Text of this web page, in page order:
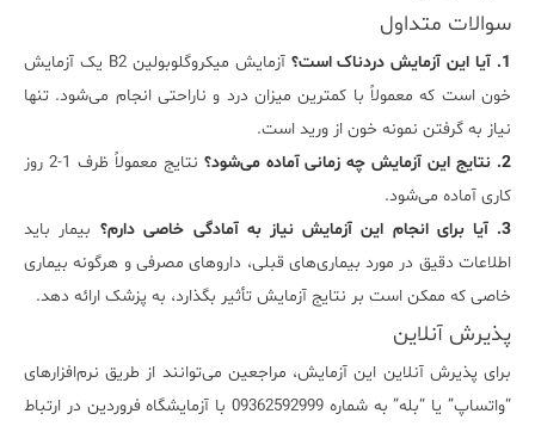
سوالات متداول
1. آیا این آزمایش دردناک است؟
آزمایش میکروگلوبولین B2 یک آزمایش
خون است که معمولاً با کمترین میزان درد و ناراحتی انجام می‌شود. تنها
نیاز به گرفتن نمونه خون از ورید است.
2. نتایج این آزمایش چه زمانی آماده می‌شود؟
نتایج معمولاً ظرف 1-2 روز
کاری آماده می‌شود.
3. آیا برای انجام این آزمایش نیاز به آمادگی خاصی دارم؟
بیمار باید
اطلاعات دقیق در مورد بیماری‌های قبلی، داروهای مصرفی و هرگونه بیماری
خاصی که ممکن است بر نتایج آزمایش تأثیر بگذارد، به پزشک ارائه دهد.
پذیرش آنلاین
برای پذیرش آنلاین این آزمایش، مراجعین می‌توانند از طریق نرم‌افزارهای
“واتساپ” یا “بله” به شماره 09362592999 با آزمایشگاه فروردین در ارتباط